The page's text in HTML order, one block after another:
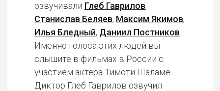
озвучивали Глеб Гаврилов,
Станислав Беляев, Максим Якимов,
Илья Бледный, Даниил Постников
Именно голоса этих людей вы
слышите в фильмах в России с
участием актера Тимоти Шаламе.
Диктор Глеб Гаврилов озвучил